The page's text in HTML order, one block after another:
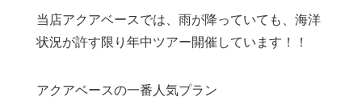
当店アクアベースでは、雨が降っていても、海洋
状況が許す限り年中ツアー開催しています！！
アクアベースの一番人気プラン